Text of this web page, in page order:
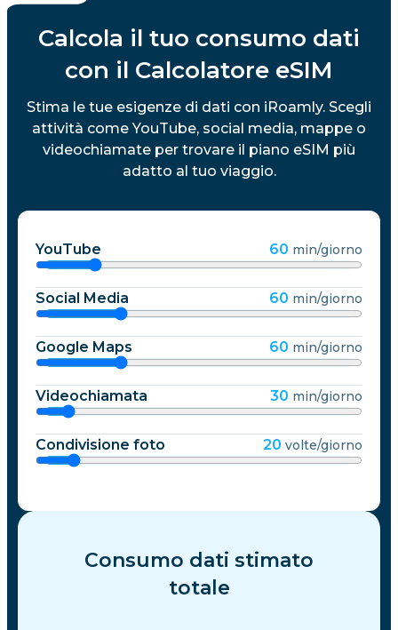
Calcola il tuo consumo dati
con il Calcolatore eSIM
Stima le tue esigenze di dati con iRoamly. Scegli
attività come YouTube, social media, mappe o
videochiamate per trovare il piano eSIM più
adatto al tuo viaggio.
YouTube 60 min/giorno
Social Media 60 min/giorno
Google Maps 60 min/giorno
Videochiamata 30 min/giorno
Condivisione foto 20 volte/giorno
Consumo dati stimato
totale